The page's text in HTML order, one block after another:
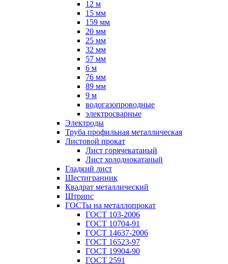
12 м
15 мм
159 мм
20 мм
25 мм
32 мм
57 мм
6 м
76 мм
89 мм
9 м
водогазопроводные
электросварные
Электроды
Труба профильная металлическая
Листовой прокат
Лист горячекатаный
Лист холоднокатаный
Гладкий лист
Шестигранник
Квадрат металлический
Штрипс
ГОСТы на металлопрокат
ГОСТ 103-2006
ГОСТ 10704-91
ГОСТ 14637-2006
ГОСТ 16523-97
ГОСТ 19904-90
ГОСТ 2591